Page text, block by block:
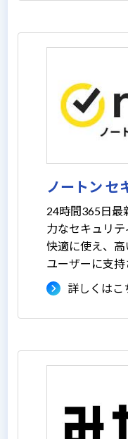
ノートン セ
24時間365日最
力なセキュリ
快適に使え、
ユーザーに支持
詳しくはこ